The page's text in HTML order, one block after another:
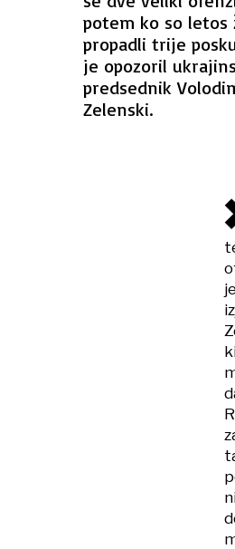
potem ko so letos
propadli trije
je opozoril
predsednik
Zelenski.